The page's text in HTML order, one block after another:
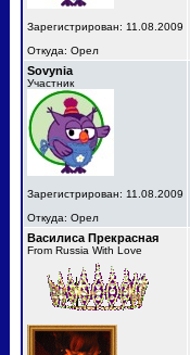
Зарегистрирован: 11.08.2009
Откуда: Орел
Sovynia
Участник
Зарегистрирован: 11.08.2009
Откуда: Орел
Василиса Прекрасная
From Russia With Love